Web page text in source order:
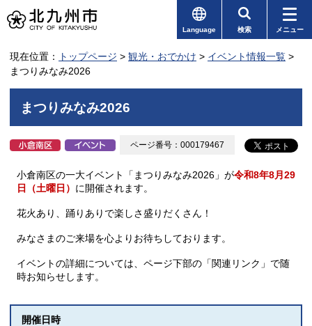
Language 検索 メニュー
現在位置： トップページ > 観光・おでかけ > イベント情報一覧 >
まつりみなみ2026
まつりみなみ2026
ページ番号：000179467
小倉南区の一大イベント「まつりみなみ2026」が令和8年8月29
日（土曜日） に開催されます。
花火あり、踊りありで楽しさ盛りだくさん！
みなさまのご来場を心よりお待ちしております。
イベントの詳細については、ページ下部の「関連リンク」で随
時お知らせします。
開催日時